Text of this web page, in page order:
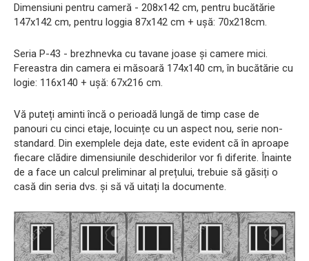
Dimensiuni pentru cameră - 208x142 cm, pentru bucătărie
147x142 cm, pentru loggia 87x142 cm + ușă: 70x218cm.
Seria P-43 - brezhnevka cu tavane joase și camere mici.
Fereastra din camera ei măsoară 174x140 cm, în bucătărie cu
logie: 116x140 + ușă: 67x216 cm.
Vă puteți aminti încă o perioadă lungă de timp case de
panouri cu cinci etaje, locuințe cu un aspect nou, serie non-
standard. Din exemplele deja date, este evident că în aproape
fiecare clădire dimensiunile deschiderilor vor fi diferite. Înainte
de a face un calcul preliminar al prețului, trebuie să găsiți o
casă din seria dvs. și să vă uitați la documente.